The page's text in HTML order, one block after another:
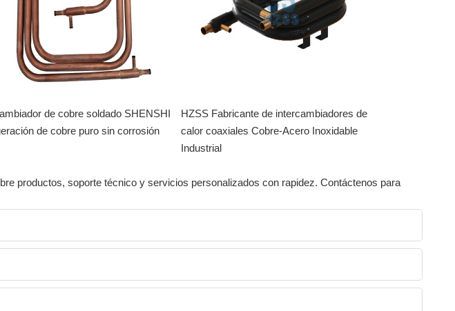
de cobre soldado SHENSHI
de cobre puro sin corrosión
HZSS Fabricante de intercambiadores de
calor coaxiales Cobre-Acero Inoxidable
Industrial
productos, soporte técnico y servicios personalizados con rapidez. Contáctenos para